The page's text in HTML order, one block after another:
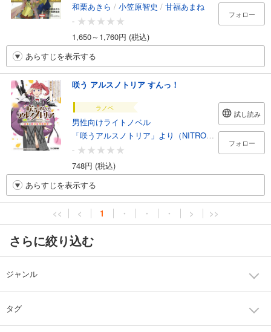
和栗あきら / 小笠原智史 / 甘福あまね
-
1,650～1,760円 (税込)
フォロー
あらすじを表示する
咲う アルスノトリア すんっ！
ラノベ
男性向けライトノベル
「咲うアルスノトリア」より（NITROPLUS/GOODSMILECOMPANY）
-
748円 (税込)
試し読み
フォロー
あらすじを表示する
<< < 1 ・ ・ ・ > >>
さらに絞り込む
ジャンル
タグ